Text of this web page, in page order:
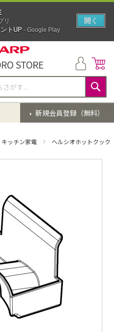
検
索
新規会員登録（無料）
キッチン家電 ヘルシオホットクッ
リ
トUP- Google Play
開く